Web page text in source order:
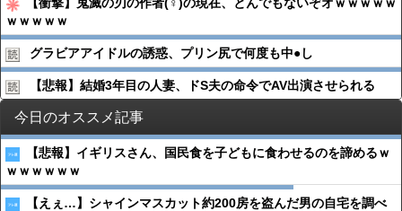
ｗｗｗｗｗ
グラビアアイドルの誘惑、プリン尻で何度も中●︎し
【悲報】結婚3年目の人妻、ドS夫の命令でAV出演させられる
今日のオススメ記事
【悲報】イギリスさん、国民食を子どもに食わせるのを諦めるｗ
ｗｗｗｗｗｗ
【えぇ…】シャインマスカット約200房を盗んだ男の自宅を調べ